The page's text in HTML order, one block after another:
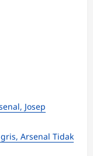
Josep
Arsenal Tidak